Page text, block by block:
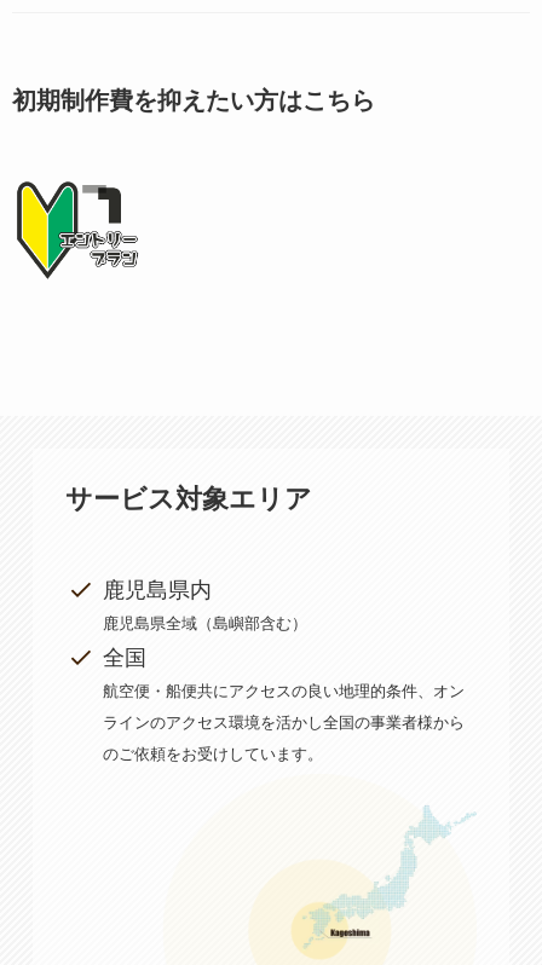
初期制作費を抑えたい方はこちら
サービス対象エリア
鹿児島県内
鹿児島県全域（島嶼部含む）
全国
航空便・船便共にアクセスの良い地理的条件、オン
ラインのアクセス環境を活かし全国の事業者様から
のご依頼をお受けしています。